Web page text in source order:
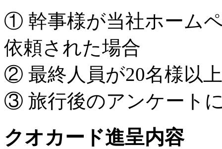
① 幹事様が当社ホーム
依頼された場合
② 最終人員が20名様以
③ 旅行後のアンケート
クオカード進呈内容